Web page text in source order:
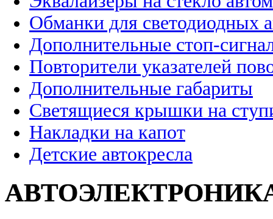
Обманки для светодиодных
Дополнительные стоп-
Повторители указателей
Дополнительные габариты
Светящиеся крышки на
Накладки на капот
Детские автокресла